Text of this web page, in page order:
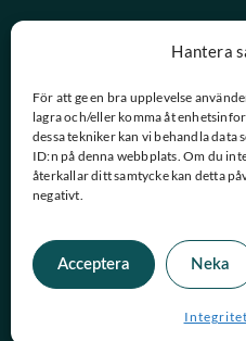
Hantera
För att ge en bra upplevelse
lagra och/eller komma åt
dessa tekniker kan vi behandla data
ID:n på denna webbplats. Om du
återkallar ditt samtycke kan detta
negativt.
Acceptera Neka
reservdelar och
08-756 20 00
Vardagar 09:00
© 2026 Spashopen. Alla